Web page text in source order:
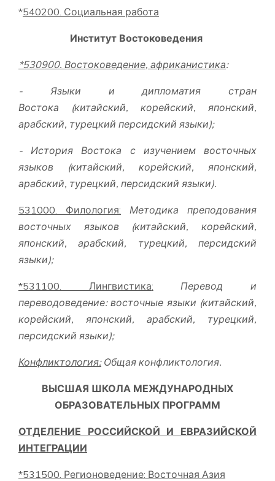
*540200. Социальная работа
Институт Востоковедения
*530900. Востоковедение, африканистика:
- Языки и дипломатия стран
Востока (китайский, корейский, японский,
арабский, турецкий персидский языки);
- История Востока с изучением восточных
языков (китайский, корейский, японский,
арабский, турецкий, персидский языки).
531000. Филология:
Методика преподования
восточных языков (китайский, корейский,
японский, арабский, турецкий, персидский
языки);
*531100. Лингвистика:
Перевод и
переводоведение: восточные языки (китайский,
корейский, японский, арабский, турецкий,
персидский языки);
Конфликтология:Общая конфликтология.
ВЫСШАЯ ШКОЛА МЕЖДУНАРОДНЫХ
ОБРАЗОВАТЕЛЬНЫХ ПРОГРАММ
ОТДЕЛЕНИЕ РОССИЙСКОЙ И ЕВРАЗИЙСКОЙ
ИНТЕГРАЦИИ
*531500. Регионоведение: Восточная Азия